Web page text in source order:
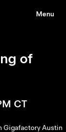
Menu
of
CT
Gigafactory Austin